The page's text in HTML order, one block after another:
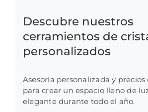
Descubre nuestros
cerramientos de
personalizados
Asesoría personalizada y precios
para crear un espacio lleno de
elegante durante todo el año.